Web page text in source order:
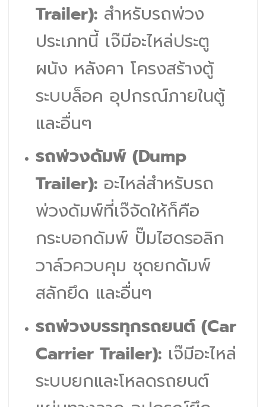
Trailer):สำหรับรถพ่วง
ประเภทนี้ เจ๊มีอะไหล่ประตู
ผนัง หลังคา โครงสร้างตู้
ระบบล็อค อุปกรณ์ภายในตู้
และอื่นๆ
รถพ่วงดัมพ์ (Dump
Trailer):อะไหล่สำหรับรถ
พ่วงดัมพ์ที่เจ๊จัดให้ก็คือ
กระบอกดัมพ์ ปั๊มไฮดรอลิก
วาล์วควบคุม ชุดยกดัมพ์
สลักยึด และอื่นๆ
รถพ่วงบรรทุกรถยนต์ (Car
Carrier Trailer):เจ๊มีอะไหล่
ระบบยกและโหลดรถยนต์